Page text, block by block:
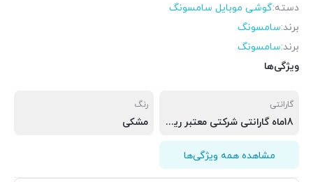
دسته:گوشی موبايل سامسونگ
برند:سامسونگ
برند:سامسونگ
ویژگی‌ها
گارانتی
18ماه گارانتی شرکتی معتبر ریجستر شده (باکد فعال سازی)
رنگ
مشکی
مشاهده همه ویژگی‌ها